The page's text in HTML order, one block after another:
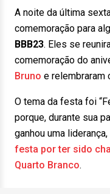
A noite da última
comemoração para
BBB23. Eles se
comemoração do
Bruno e relembraram
O tema da festa foi
porque, durante sua
ganhou uma liderança,
festa por ter sido
Quarto Branco.